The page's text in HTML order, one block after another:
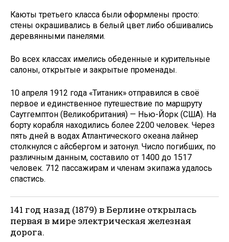
Каюты третьего класса были оформлены просто:
стены окрашивались в белый цвет либо обшивались
деревянными панелями.
Во всех классах имелись обеденные и курительные
салоны, открытые и закрытые променады.
10 апреля 1912 года «Титаник» отправился в своё
первое и единственное путешествие по маршруту
Саутгемптон (Великобритания) — Нью-Йорк (США). На
борту корабля находились более 2200 человек. Через
пять дней в водах Атлантического океана лайнер
столкнулся с айсбергом и затонул. Число погибших, по
различным данным, составило от 1400 до 1517
человек. 712 пассажирам и членам экипажа удалось
спастись.
141 год назад (1879) в Берлине открылась
первая в мире электрическая железная
дорога.